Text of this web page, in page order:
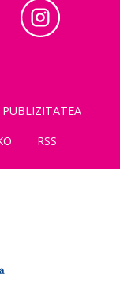
PUBLIZITATEA
RSS